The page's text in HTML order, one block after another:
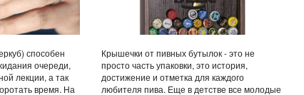
способен
очереди,
лекции, а так
время. На
Крышечки от пивных бутылок - это не
просто часть упаковки, это история,
достижение и отметка для каждого
любителя пива. Еще в детстве все молодые